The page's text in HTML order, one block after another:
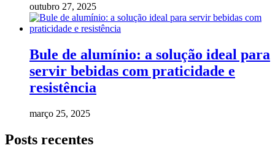
outubro 27, 2025
Bule de alumínio: a solução ideal para
servir bebidas com praticidade e
resistência
março 25, 2025
Posts recentes